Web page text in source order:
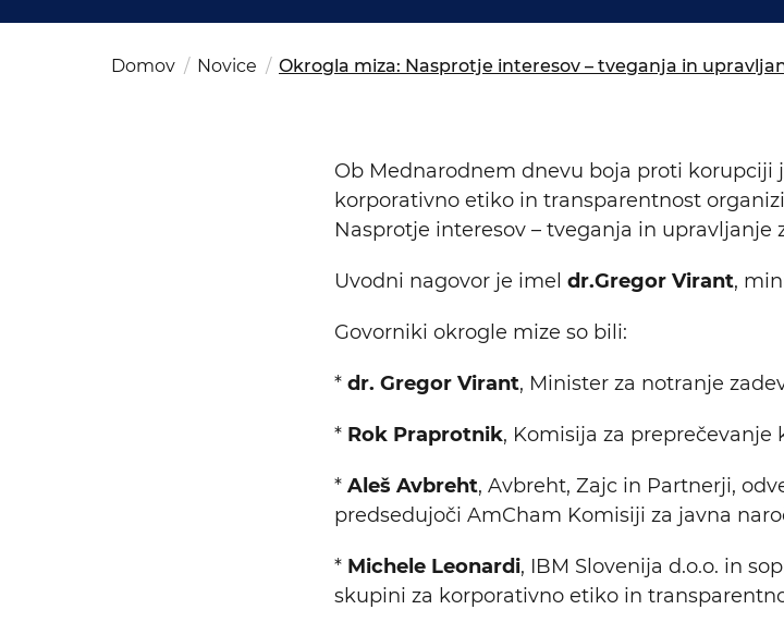
dela in izobraževanja
OSAC Ljubljana
Believe in Slovenia
Domov Novice Okrogla miza: Nasprotje interesov – tveganja in
Ob Mednarodnem dnevu boja proti korupciji
korporativno etiko in transparentnost
Nasprotje interesov – tveganja in upravljanje
Uvodni nagovor je imel dr.Gregor Virant,
Govorniki okrogle mize so bili:
* dr. Gregor Virant, Minister za notranje
* Rok Praprotnik, Komisija za preprečevanje
* Aleš Avbreht, Avbreht, Zajc in Partnerji,
predsedujoči AmCham Komisiji za javna
* Michele Leonardi, IBM Slovenija d.o.o. in
skupini za korporativno etiko in